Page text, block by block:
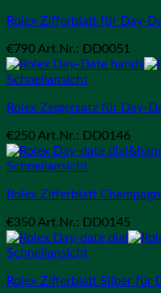
Rolex Zifferblatt für Day-
€790 Art.Nr.: DD0051
Schnellansicht
Rolex Zeigersatz für Day-
€250 Art.Nr.: DD0146
Schnellansicht
Rolex Zifferblatt
€350 Art.Nr.: DD0145
Schnellansicht
Rolex Zifferblatt Silber für